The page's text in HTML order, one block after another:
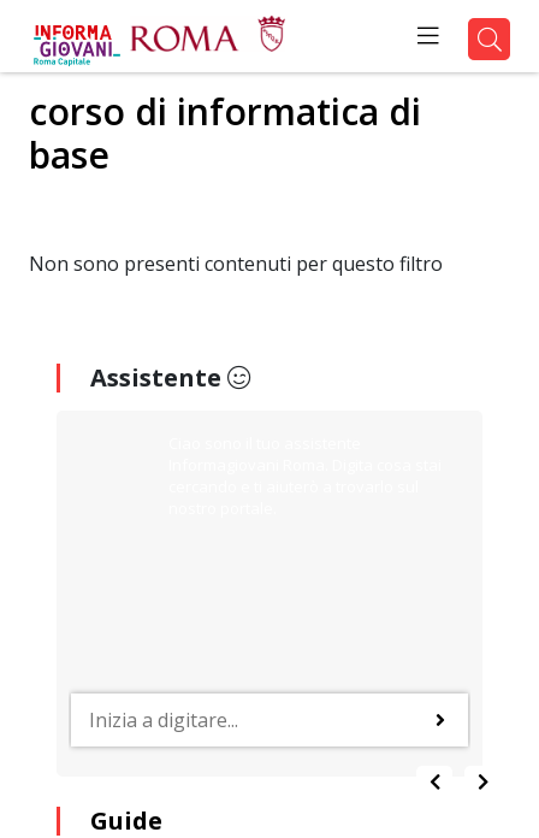
corso di informatica di
base
Non sono presenti contenuti per questo filtro
Assistente
Guide